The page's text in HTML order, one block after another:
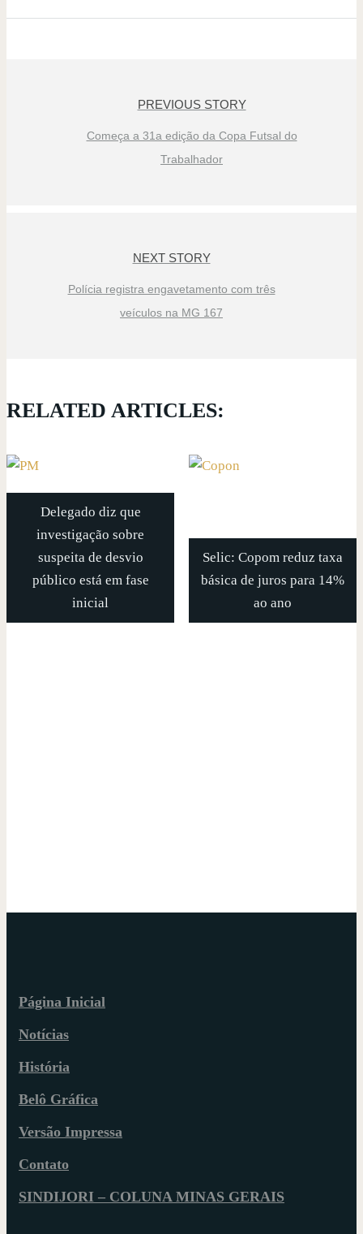
PREVIOUS STORY
Começa a 31a edição da Copa Futsal do
Trabalhador
NEXT STORY
Polícia registra engavetamento com três
veículos na MG 167
RELATED ARTICLES:
Delegado diz que
investigação sobre
suspeita de desvio
público está em fase
inicial
Selic: Copom reduz taxa
básica de juros para 14%
ao ano
Página Inicial
Notícias
História
Belô Gráfica
Versão Impressa
Contato
SINDIJORI – COLUNA MINAS GERAIS